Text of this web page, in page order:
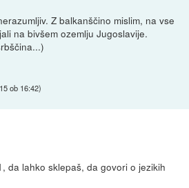
Z balkanščino mislim, na vse
na bivšem ozemlju Jugoslavije.
ob 16:42)
da lahko sklepaš, da govori o jezikih